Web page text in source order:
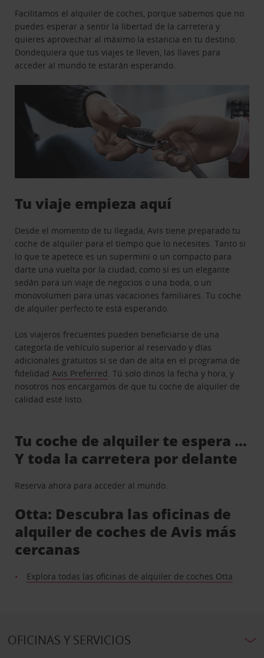
Facilitamos el alquiler de coches, porque sabemos que no
puedes esperar a sentir la libertad de la carretera y
quieres aprovechar al máximo la estancia en tu destino.
Dondequiera que tus viajes te lleven, las llaves para
acceder al mundo te estarán esperando.
Tu viaje empieza aquí
Desde el momento de tu llegada, Avis tiene preparado tu
coche de alquiler para el tiempo que lo necesites. Tanto si
lo que te apetece es un supermini o un compacto para
darte una vuelta por la ciudad, como si es un elegante
sedán para un viaje de negocios o una boda, o un
monovolumen para unas vacaciones familiares. Tu coche
de alquiler perfecto te está esperando.
Los viajeros frecuentes pueden beneficiarse de una
categoría de vehículo superior al reservado y días
adicionales gratuitos si se dan de alta en el programa de
fidelidadAvis Preferred. Tú solo dinos la fecha y hora, y
nosotros nos encargamos de que tu coche de alquiler de
calidad esté listo.
Tu coche de alquiler te espera …
Y toda la carretera por delante
Reserva ahora para acceder al mundo.
Otta: Descubra las oficinas de
alquiler de coches de Avis más
cercanas
Explora todas las oficinas de alquiler de coches Otta
OFICINAS Y SERVICIOS